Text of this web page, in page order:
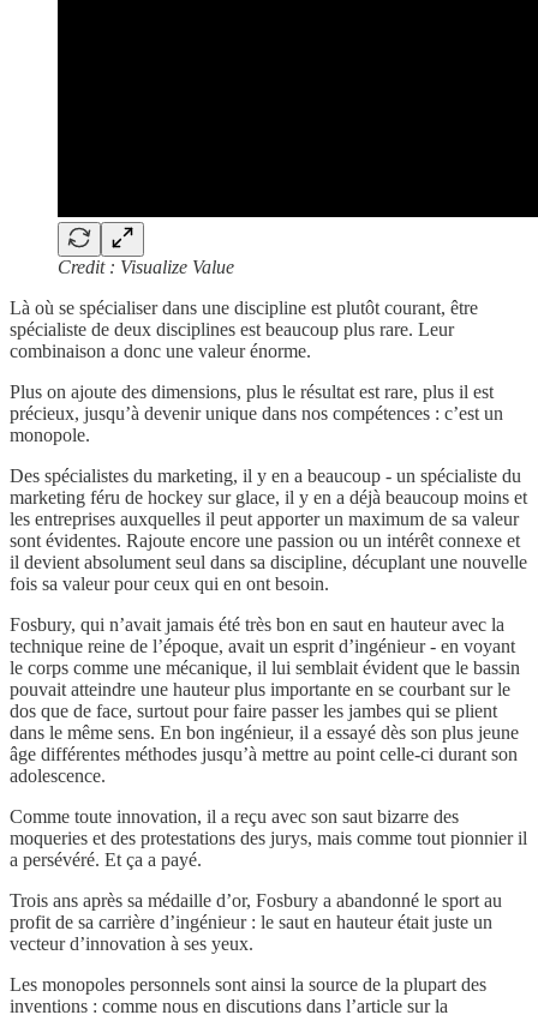
Credit : Visualize Value
Là où se spécialiser dans une discipline est plutôt courant, être
spécialiste de deux disciplines est beaucoup plus rare. Leur
combinaison a donc une valeur énorme.
Plus on ajoute des dimensions, plus le résultat est rare, plus il est
précieux, jusqu’à devenir unique dans nos compétences : c’est un
monopole.
Des spécialistes du marketing, il y en a beaucoup - un spécialiste du
marketing féru de hockey sur glace, il y en a déjà beaucoup moins et
les entreprises auxquelles il peut apporter un maximum de sa valeur
sont évidentes. Rajoute encore une passion ou un intérêt connexe et
il devient absolument seul dans sa discipline, décuplant une nouvelle
fois sa valeur pour ceux qui en ont besoin.
Fosbury, qui n’avait jamais été très bon en saut en hauteur avec la
technique reine de l’époque, avait un esprit d’ingénieur - en voyant
le corps comme une mécanique, il lui semblait évident que le bassin
pouvait atteindre une hauteur plus importante en se courbant sur le
dos que de face, surtout pour faire passer les jambes qui se plient
dans le même sens. En bon ingénieur, il a essayé dès son plus jeune
âge différentes méthodes jusqu’à mettre au point celle-ci durant son
adolescence.
Comme toute innovation, il a reçu avec son saut bizarre des
moqueries et des protestations des jurys, mais comme tout pionnier il
a persévéré. Et ça a payé.
Trois ans après sa médaille d’or, Fosbury a abandonné le sport au
profit de sa carrière d’ingénieur : le saut en hauteur était juste un
vecteur d’innovation à ses yeux.
Les monopoles personnels sont ainsi la source de la plupart des
inventions : comme nous en discutions dans l’article sur la